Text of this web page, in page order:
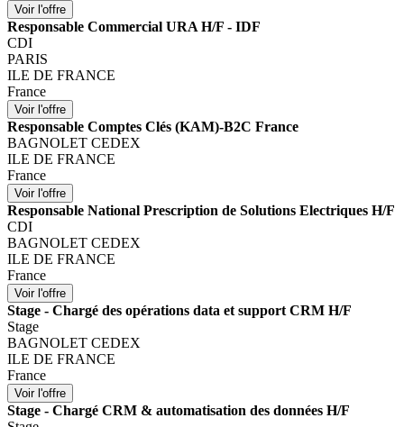
Responsable Commercial URA H/F - IDF
CDI
PARIS
ILE DE FRANCE
France
Responsable Comptes Clés (KAM)-B2C France
BAGNOLET CEDEX
ILE DE FRANCE
France
Responsable National Prescription de Solutions Electriques H/F
CDI
BAGNOLET CEDEX
ILE DE FRANCE
France
Stage - Chargé des opérations data et support CRM H/F
Stage
BAGNOLET CEDEX
ILE DE FRANCE
France
Stage - Chargé CRM & automatisation des données H/F